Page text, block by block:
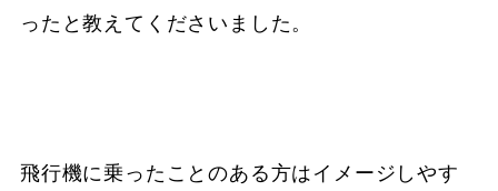
ったと教えてくださいました。
飛行機に乗ったことのある方はイメージしやす